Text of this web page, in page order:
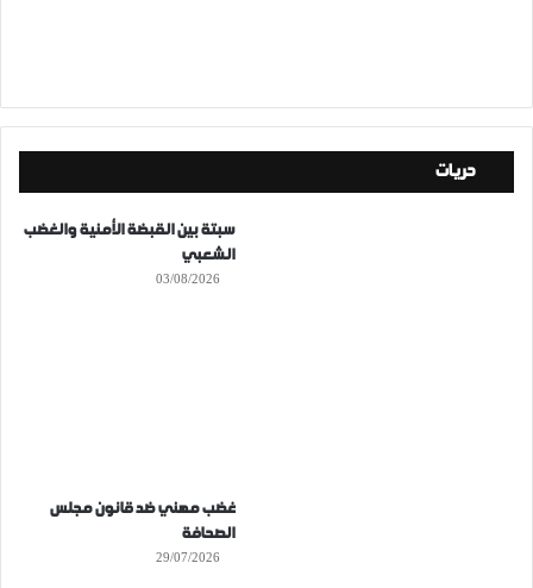
حريات
سبتة بين القبضة الأمنية والغضب
الشعبي
03/08/2026
غضب مهني ضد قانون مجلس
الصحافة
29/07/2026